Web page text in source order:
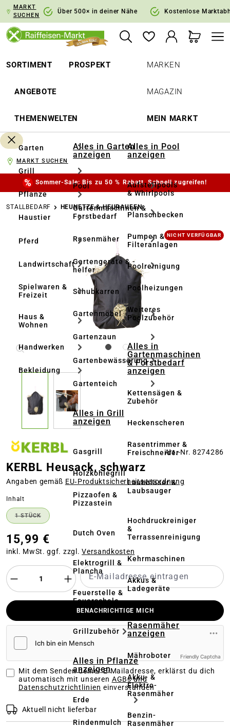
Zur Hauptnavigation springen
MARKT
SUCHEN
Über 500× in deiner Nähe Kostenlose
SORTIMENT PROSPEKT
ANGEBOTE
THEMENWELTEN
MARKEN
MAGAZIN
MEIN MARKT
Garten
Grill
Pflanze
Haustier
Pferd
Landwirtschaft
Spielwaren &
Freizeit
Haus &
Wohnen
Handwerken
Bekleidung
Alles in Garten
anzeigen
Pool
Gartenmaschinen &
Forstbedarf
Rasenmäher
Gartengeräte & -
helfer
Schubkarren
Gartenmöbel
Gartenzaun
Gartenbewässerung
Gartenteich
Alles in Grill
anzeigen
Gasgrill
Holzkohlegrill
Pizzaofen &
Pizzastein
Dutch Oven
Elektrogrill &
Plancha
Feuerstelle &
Feuerschale
Grillzubehör
Alles in Pflanze
anzeigen
Erde
Rindenmulch
Alles in Pool
anzeigen
Aufstellpools
& Whirlpools
Planschbecken
Pumpen &
Filteranlagen
Poolreinigung
Poolheizungen
Weiteres
Poolzubehör
Alles in
Gartenmaschinen
& Forstbedarf
anzeigen
Kettensägen &
Zubehör
Heckenscheren
Rasentrimmer &
Freischneider
Laubbläser &
Laubsauger
Hochdruckreiniger
&
Terrassenreinigung
Kehrmaschinen
Akkus &
Ladegeräte
Rasenmäher
anzeigen
Mähroboter
Akku- &
Elektro-
Rasenmäher
Benzin-
Rasenmäher
MARKT SUCHEN
Sommer-Sale: Bis zu 50 % Rabatt. Schnell zugreifen!
STALLBEDARF HEUNETZE & HEURAUFEN
Bildergalerie überspringen NICHT VERFÜGBAR
Art.-Nr. 8274286
KERBL Heusack, schwarz
Angaben gemäß EU‑Produktsicherheitsverordnung
Inhalt
1 STÜCK(DIESE OPTION IST ZURZEIT NICHT VERFÜGBAR.)
15,99 €
inkl. MwSt. ggf. zzgl.Versandkosten
BENACHRICHTIGE MICH
Friendly Captcha
Mit dem Senden deiner E-Mailadresse, erklärst du dich
automatisch mit unseren AGBs und
Datenschutzrichtlinien einverstanden
Aktuell nicht lieferbar